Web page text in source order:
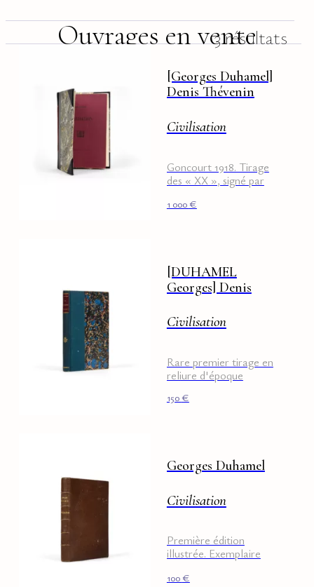
Ouvrages en vente
3 résultats
[Georges Duhamel]
Denis Thévenin
Civilisation
Goncourt 1918. Tirage
des « XX », signé par
1 000€
[DUHAMEL
Georges] Denis
Civilisation
Rare premier tirage en
reliure d'époque
150€
Georges Duhamel
Civilisation
Première édition
illustrée. Exemplaire
100€